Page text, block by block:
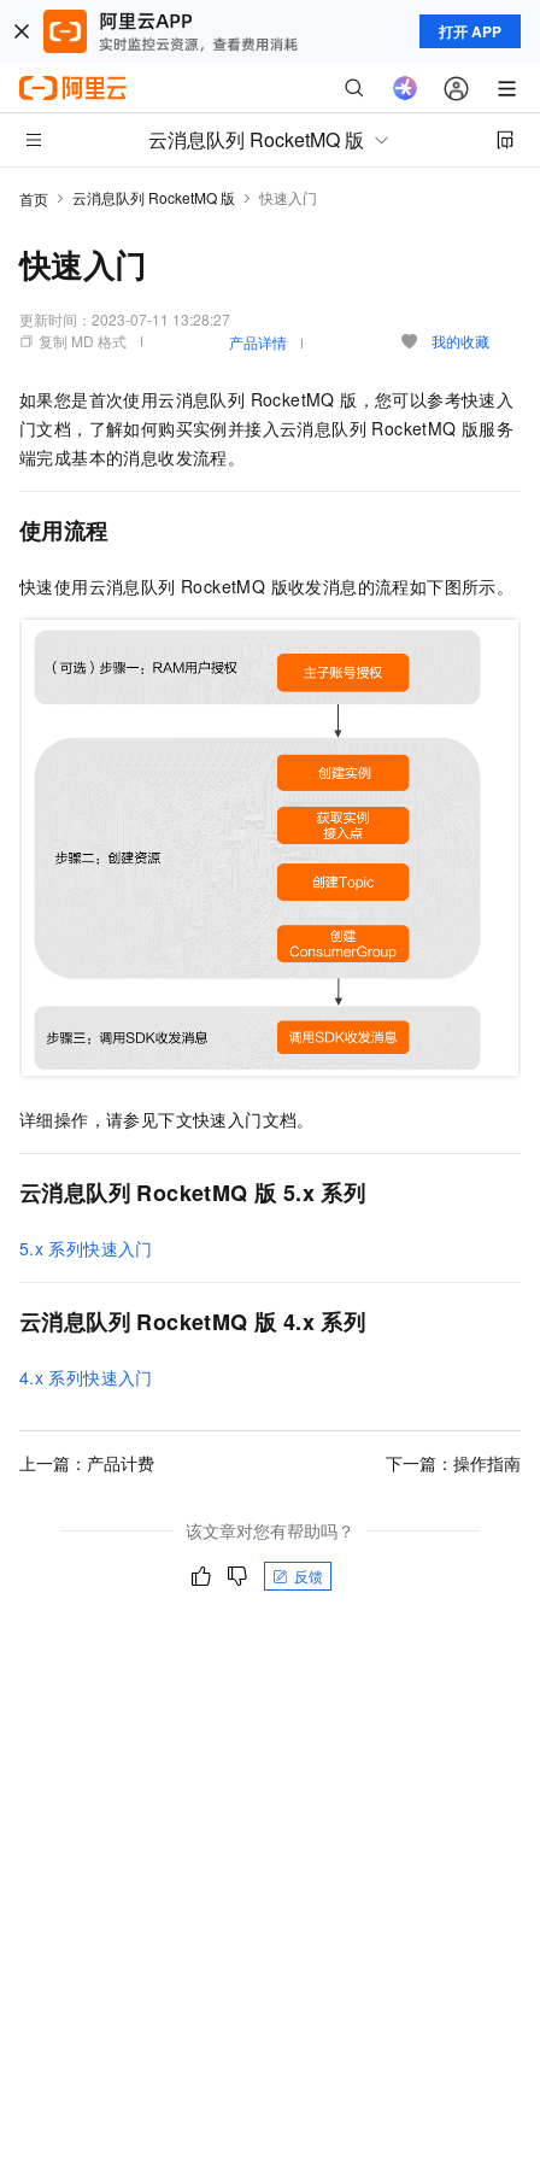
打开 APP
云消息队列 RocketMQ 版
首页 云消息队列 RocketMQ 版 快速入门
快速入门
更新时间： 2023-07-11 13:28:27
复制 MD 格式
产品详情 我的收藏
如果您是首次使用云消息队列 RocketMQ 版 ，您可以参考快速入
门文档，了解如何购买实例并接入云消息队列 RocketMQ 版服务
端完成基本的消息收发流程。
使用流程
快速使用云消息队列 RocketMQ 版收发消息的流程如下图所示。
详细操作，请参见下文快速入门文档。
云消息队列 RocketMQ 版 5.x 系列
5.x 系列快速入门
云消息队列 RocketMQ 版 4.x 系列
4.x 系列快速入门
上一篇： 产品计费 下一篇： 操作指南
该文章对您有帮助吗？
反馈